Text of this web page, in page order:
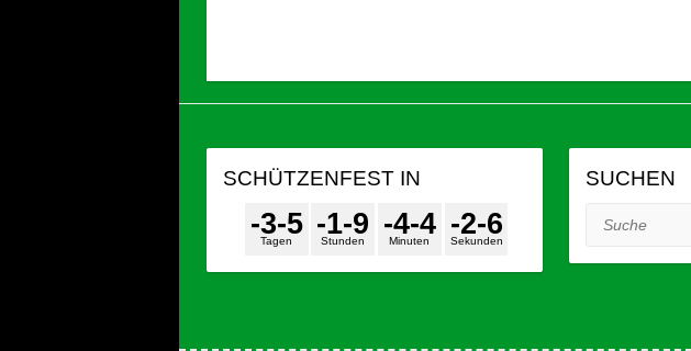
SCHÜTZENFEST IN
Tagen
-3-5
Stunden
-1-9
Minuten
-4-4
Sekunden
-2-6
SUCHEN
Suche